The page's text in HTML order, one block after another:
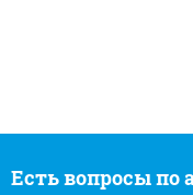
Есть вопросы по